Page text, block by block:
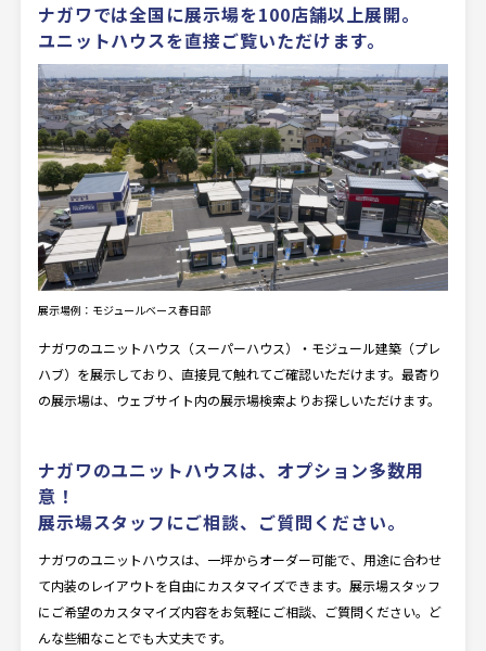
ナガワでは全国に展示場を100店舗以上展開。
ユニットハウスを直接ご覧いただけます。
展示場例：モジュールベース春日部
ナガワのユニットハウス（スーパーハウス）・モジュール建築（プレ
ハブ）を展示しており、直接見て触れてご確認いただけます。最寄り
の展示場は、ウェブサイト内の展示場検索よりお探しいただけます。
ナガワのユニットハウスは、オプション多数用
意！
展示場スタッフにご相談、ご質問ください。
ナガワのユニットハウスは、一坪からオーダー可能で、用途に合わせ
て内装のレイアウトを自由にカスタマイズできます。展示場スタッフ
にご希望のカスタマイズ内容をお気軽にご相談、ご質問ください。ど
んな些細なことでも大丈夫です。